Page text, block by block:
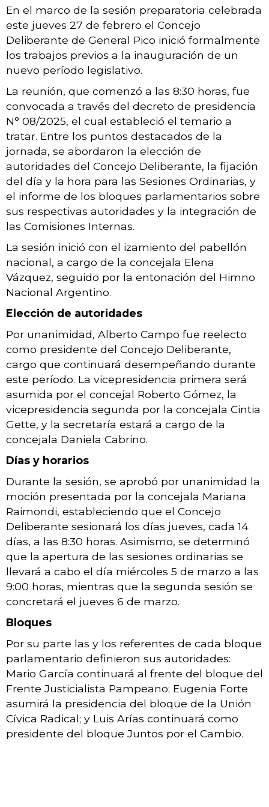
En el marco de la sesión preparatoria celebrada
este jueves 27 de febrero el Concejo
Deliberante de General Pico inició formalmente
los trabajos previos a la inauguración de un
nuevo período legislativo.
La reunión, que comenzó a las 8:30 horas, fue
convocada a través del decreto de presidencia
N° 08/2025, el cual estableció el temario a
tratar. Entre los puntos destacados de la
jornada, se abordaron la elección de
autoridades del Concejo Deliberante, la fijación
del día y la hora para las Sesiones Ordinarias, y
el informe de los bloques parlamentarios sobre
sus respectivas autoridades y la integración de
las Comisiones Internas.
La sesión inició con el izamiento del pabellón
nacional, a cargo de la concejala Elena
Vázquez, seguido por la entonación del Himno
Nacional Argentino.
Elección de autoridades
Por unanimidad, Alberto Campo fue reelecto
como presidente del Concejo Deliberante,
cargo que continuará desempeñando durante
este período. La vicepresidencia primera será
asumida por el concejal Roberto Gómez, la
vicepresidencia segunda por la concejala Cintia
Gette, y la secretaría estará a cargo de la
concejala Daniela Cabrino.
Días y horarios
Durante la sesión, se aprobó por unanimidad la
moción presentada por la concejala Mariana
Raimondi, estableciendo que el Concejo
Deliberante sesionará los días jueves, cada 14
días, a las 8:30 horas. Asimismo, se determinó
que la apertura de las sesiones ordinarias se
llevará a cabo el día miércoles 5 de marzo a las
9:00 horas, mientras que la segunda sesión se
concretará el jueves 6 de marzo.
Bloques
Por su parte las y los referentes de cada bloque
parlamentario definieron sus autoridades:
Mario García continuará al frente del bloque del
Frente Justicialista Pampeano; Eugenia Forte
asumirá la presidencia del bloque de la Unión
Cívica Radical; y Luis Arías continuará como
presidente del bloque Juntos por el Cambio.